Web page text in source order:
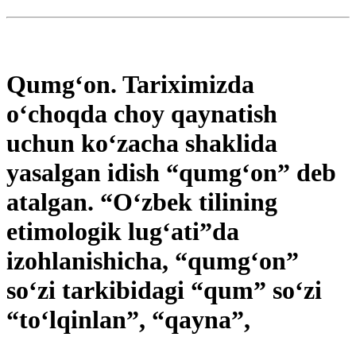
Qumg‘on. Tariximizda
o‘choqda choy qaynatish
uchun ko‘zacha shaklida
yasalgan idish “qumg‘on” deb
atalgan. “O‘zbek tilining
etimologik lug‘ati”da
izohlanishicha, “qumg‘on”
so‘zi tarkibidagi “qum” so‘zi
“to‘lqinlan”, “qayna”,